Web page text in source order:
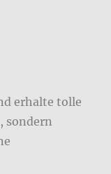
erhalte tolle
sondern